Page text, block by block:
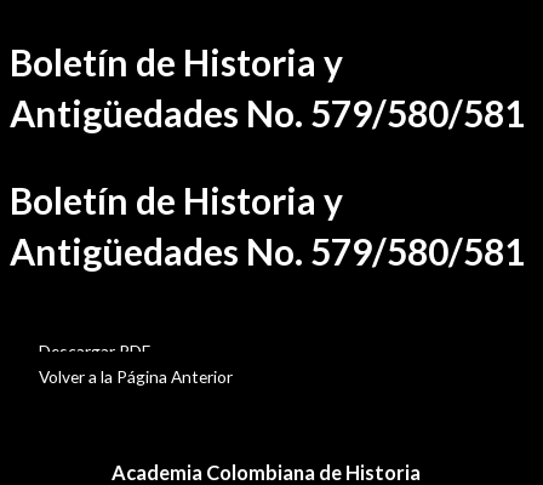
Ir
al
contenido
Boletín de Historia y
Antigüedades No. 579/580/581
Boletín de Historia y
Antigüedades No. 579/580/581
Descargar PDF
Volver a la Página Anterior
Academia Colombiana de Historia